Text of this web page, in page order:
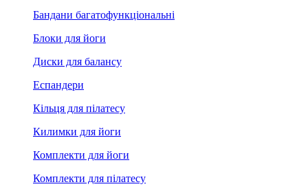
Бандани багатофункціональні
Блоки для йоги
Диски для балансу
Еспандери
Кільця для пілатесу
Килимки для йоги
Комплекти для йоги
Комплекти для пілатесу